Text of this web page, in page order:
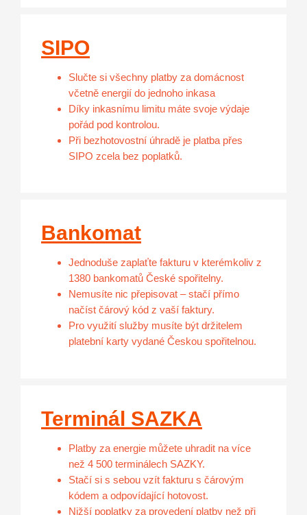
SIPO
Slučte si všechny platby za domácnost
včetně energií do jednoho inkasa
Díky inkasnímu limitu máte svoje výdaje
pořád pod kontrolou.
Při bezhotovostní úhradě je platba přes
SIPO zcela bez poplatků.
Bankomat
Jednoduše zaplaťte fakturu v kterémkoliv z
1380 bankomatů České spořitelny.
Nemusíte nic přepisovat – stačí přímo
načíst čárový kód z vaší faktury.
Pro využití služby musíte být držitelem
platební karty vydané Českou spořitelnou.
Terminál SAZKA
Platby za energie můžete uhradit na více
než 4 500 terminálech SAZKY.
Stačí si s sebou vzít fakturu s čárovým
kódem a odpovídající hotovost.
Nižší poplatky za provedení platby než při